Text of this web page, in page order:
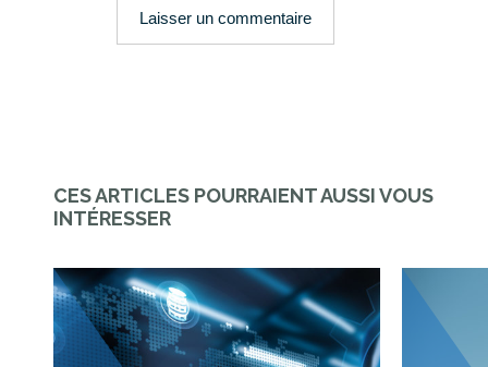
CES ARTICLES POURRAIENT AUSSI VOUS
INTÉRESSER